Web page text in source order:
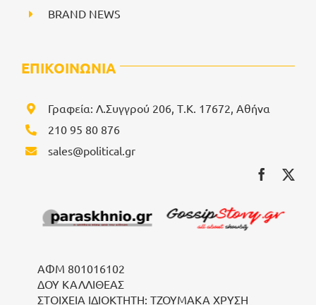
BRAND NEWS
ΕΠΙΚΟΙΝΩΝΙΑ
Γραφεία: Λ.Συγγρού 206, Τ.Κ. 17672, Αθήνα
210 95 80 876
sales@political.gr
ΑΦΜ 801016102
ΔΟΥ ΚΑΛΛΙΘΕΑΣ
ΣΤΟΙΧΕΙΑ ΙΔΙΟΚΤΗΤΗ: ΤΖΟΥΜΑΚΑ ΧΡΥΣΗ